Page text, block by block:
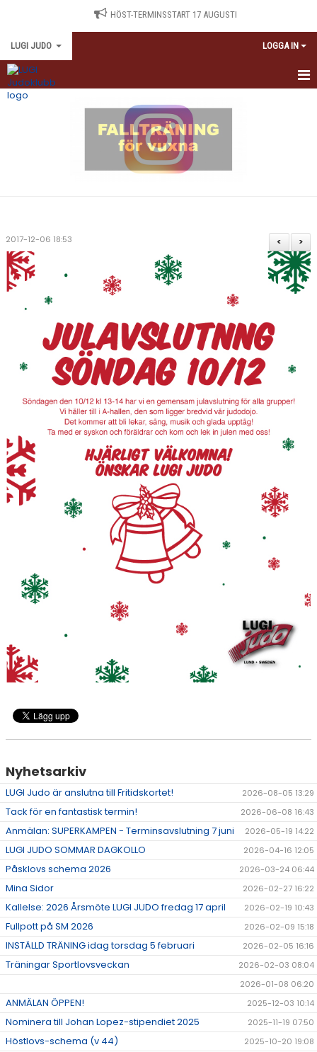
HÖST-TERMINSSTART 17 AUGUSTI
LUGI JUDO LOGGA IN
HEM
KALENDARIUM
MEDLEMSINFORMATION
OM KLUBBEN
>
<
2017-12-06 18:53
Nyhetsarkiv
LUGI Judo är anslutna till Fritidskortet! 2026-08-05 13:29
Tack för en fantastisk termin! 2026-06-08 16:43
Anmälan: SUPERKAMPEN - Terminsavslutning 7 juni 2026-05-19 14:22
LUGI JUDO SOMMAR DAGKOLLO 2026-04-16 12:05
Påsklovs schema 2026 2026-03-24 06:44
Mina Sidor 2026-02-27 16:22
Kallelse: 2026 Årsmöte LUGI JUDO fredag 17 april 2026-02-19 10:43
Fullpott på SM 2026 2026-02-09 15:18
INSTÄLLD TRÄNING idag torsdag 5 februari 2026-02-05 16:16
Träningar Sportlovsveckan
2026-02-03 08:04
2026-01-08 06:20
ANMÄLAN ÖPPEN! 2025-12-03 10:14
Nominera till Johan Lopez-stipendiet 2025 2025-11-19 07:50
Höstlovs-schema (v 44) 2025-10-20 19:08